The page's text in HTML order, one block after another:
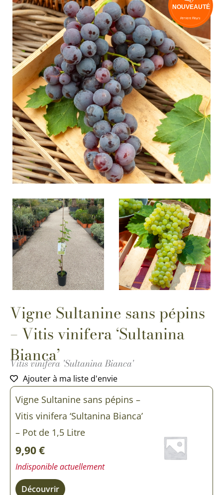
Vigne Sultanine sans pépins
– Vitis vinifera ‘Sultanina
Bianca’
Vitis vinifera 'Sultanina Bianca'
Ajouter à ma liste d'envie
Vigne Sultanine sans pépins –
Vitis vinifera ‘Sultanina Bianca’
– Pot de 1,5 Litre
9,90€
Indisponible actuellement
Découvrir
de
Sultanine
sans
-
vinifera
'Sultanina
Bianca'